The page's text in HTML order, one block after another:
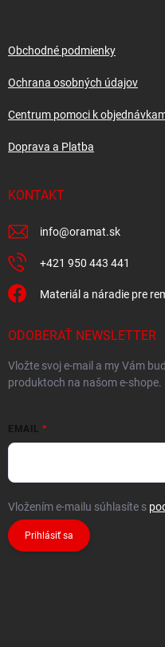
Obchodné podmienky
Ochrana osobných údajov
Centrum pomoci k
Doprava a Platba
KONTAKT
info@oramat.sk
+421 950 443 441
Materiál a náradie pre
ODOBERAŤ NEWSLETTER
Vložte svoj e-mail a my Vám
produktoch na našom e-shope.
EMAIL
Vložením e-mailu súhlasíte s
Prihlásiť sa